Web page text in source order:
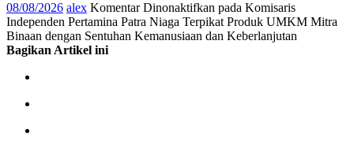
08/08/2026 alex Komentar Dinonaktifkan pada Komisaris
Independen Pertamina Patra Niaga Terpikat Produk UMKM Mitra
Binaan dengan Sentuhan Kemanusiaan dan Keberlanjutan
Bagikan Artikel ini